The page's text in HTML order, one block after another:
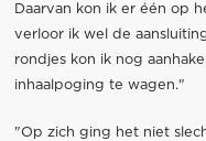
Daarvan kon ik er één op
verloor ik wel de
rondjes kon ik nog
inhaalpoging te wagen."
"Op zich ging het niet